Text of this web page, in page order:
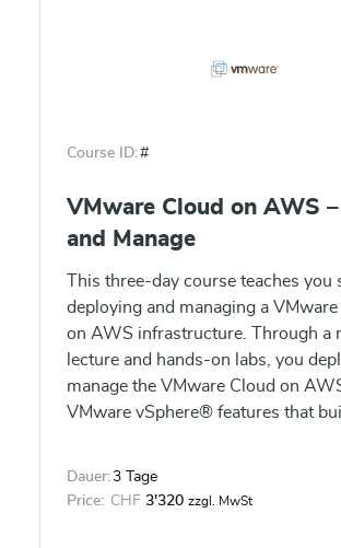
Course ID:#
VMware Cloud on AWS
and Manage
This three-day course teaches you
deploying and managing a
on AWS infrastructure. Through a
lecture and hands-on labs, you
manage the VMware Cloud on
VMware vSphere® features that
have the greatest effect. Anyone
Dauer: 3 Tage
Price: CHF 3'320 zzgl. MwSt